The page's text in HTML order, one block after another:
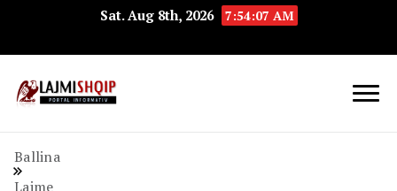
Sat. Aug 8th, 2026 7:54:08 AM
Ballina
Lajme